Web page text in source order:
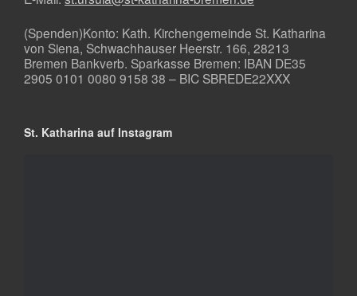
(Spenden)Konto: Kath. Kirchengemeinde St. Katharina
von Siena, Schwachhauser Heerstr. 166, 28213
Bremen Bankverb. Sparkasse Bremen: IBAN DE35
2905 0101 0080 9158 38 – BIC SBREDE22XXX
St. Katharina auf Instagram